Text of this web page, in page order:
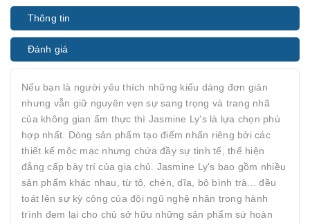
Thông tin
Đánh giá
Nếu bạn là người yêu thích những kiểu dáng đơn giản
nhưng vẫn giữ nguyên vẹn sự sang trọng và trang nhã
của không gian ẩm thực thì Jasmine Ly's là lựa chọn phù
hợp nhất. Dòng sản phẩm tạo điểm nhấn riêng bởi các
thiết kế mộc mạc nhưng chứa đầy sự tinh tế, thể hiện
đẳng cấp bày trí của gia chủ. Jasmine Ly's bao gồm nhiều
sản phẩm khác nhau, từ tô, chén, dĩa, bộ bình trà... đều
toát lên sự kỳ công của đội ngũ nghệ nhân trong hành
trình đem lại cho chủ sở hữu những sản phẩm sứ hoàn